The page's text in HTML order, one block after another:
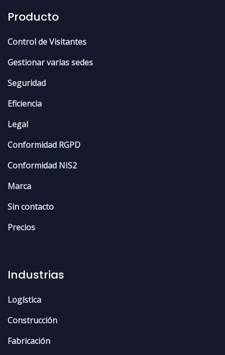
Producto
Control de Visitantes
Gestionar varias sedes
Seguridad
Eficiencia
Legal
Conformidad RGPD
Conformidad NIS2
Marca
Sin contacto
Precios
Industrias
Logística
Construcción
Fabricación